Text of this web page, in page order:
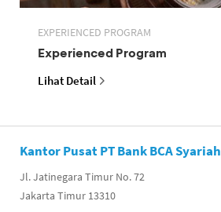
EXPERIENCED PROGRAM
Experienced Program
Lihat Detail
Kantor Pusat PT Bank BCA Syariah
Jl. Jatinegara Timur No. 72
Jakarta Timur 13310